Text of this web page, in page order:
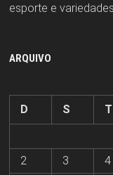
esporte e
ARQUIVO
D
S T
2
3 4